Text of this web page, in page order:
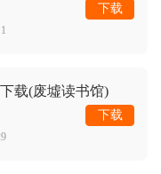
下载
载(废墟读书馆)
下载